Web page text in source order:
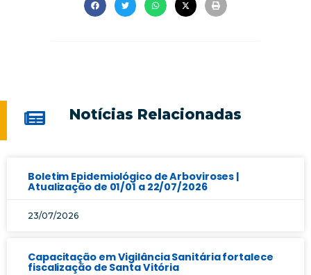
Notícias Relacionadas
Boletim Epidemiológico de Arboviroses |
Atualização de 01/01 a 22/07/2026
23/07/2026
Capacitação em Vigilância Sanitária fortalece
fiscalização de Santa Vitória